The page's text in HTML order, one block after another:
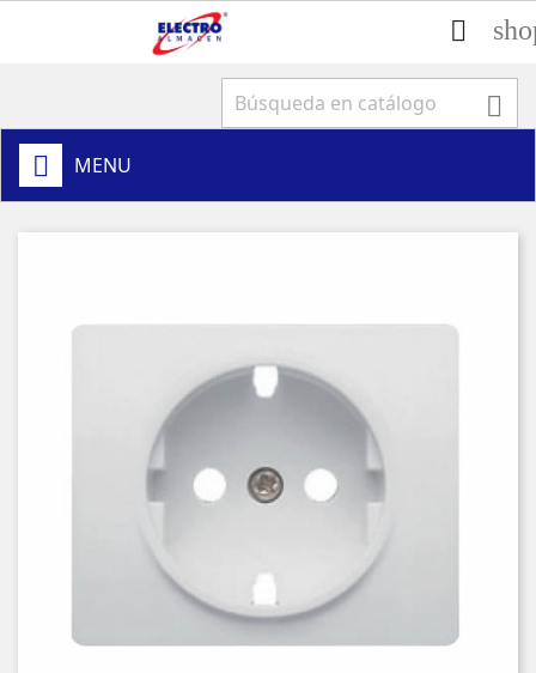


MENU